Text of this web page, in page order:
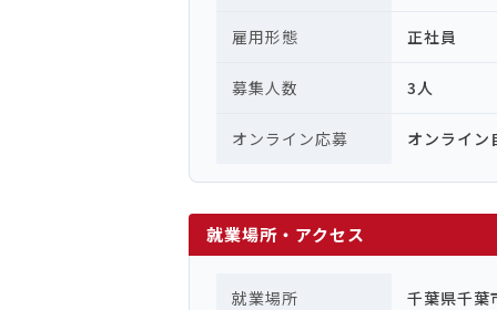
雇用形態 正社員
募集人数 3人
オンライン応募 オンライン
就業場所・アクセス
就業場所
千葉県千